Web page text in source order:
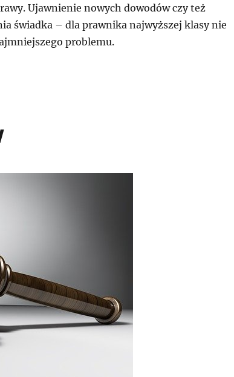
Ujawnienie nowych dowodów czy też
świadka – dla prawnika najwyższej klasy nie
problemu.